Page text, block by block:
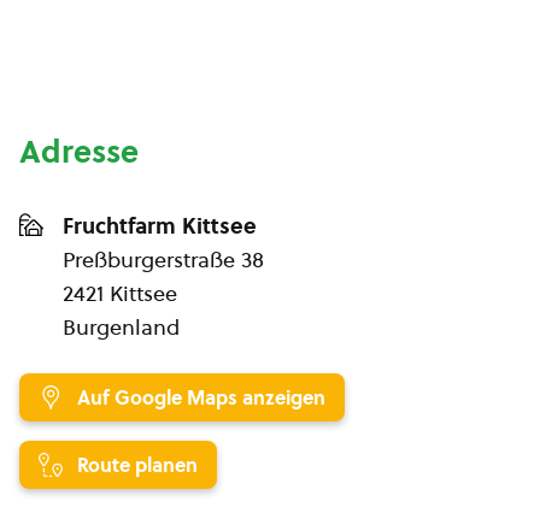
Adresse
Fruchtfarm Kittsee
Preßburgerstraße 38
2421 Kittsee
Burgenland
Auf Google Maps anzeigen
Route planen